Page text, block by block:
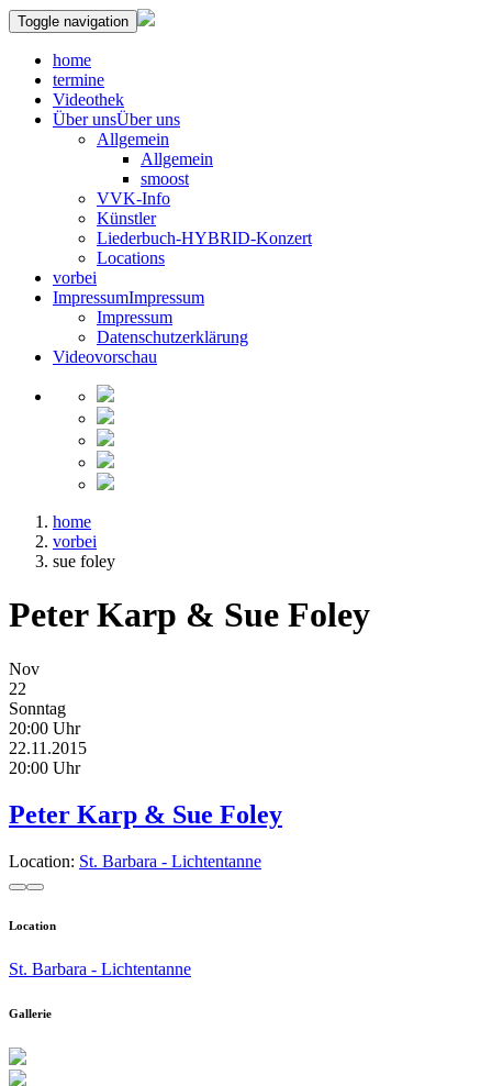
Toggle navigation
home
termine
Videothek
Über unsÜber uns
Allgemein
Allgemein
smoost
VVK-Info
Künstler
Liederbuch-HYBRID-Konzert
Locations
vorbei
ImpressumImpressum
Impressum
Datenschutzerklärung
Videovorschau
home
vorbei
sue foley
Peter Karp & Sue Foley
Nov
22
Sonntag
20:00 Uhr
22.11.2015
20:00 Uhr
Peter Karp & Sue Foley
Location: St. Barbara - Lichtentanne
Location
St. Barbara - Lichtentanne
Gallerie